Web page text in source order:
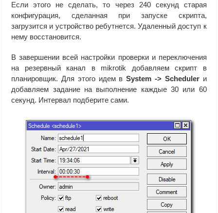
Если этого не сделать, то через 240 секунд старая
конфигурация, сделанная при запуске скрипта,
загрузится и устройство ребутнется. Удаленный доступ к
нему восстановится.
В завершении всей настройки проверки и переключения
на резервный канал в mikrotik добавляем скрипт в
планировщик. Для этого идем вSystem -> Schedulerи
добавляем задание на выполнение каждые 30 или 60
секунд. Интервал подберите сами.